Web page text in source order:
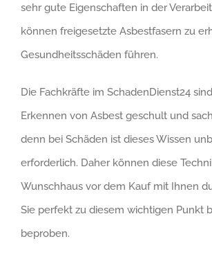
sehr gute Eigenschaften in der
können freigesetzte Asbestfasern zu
Gesundheitsschäden führen.
Die Fachkräfte im SchadenDienst24
Erkennen von Asbest geschult und
denn bei Schäden ist dieses Wissen
erforderlich. Daher können diese
Wunschhaus vor dem Kauf mit Ihnen
Sie perfekt zu diesem wichtigen Punkt
beproben.